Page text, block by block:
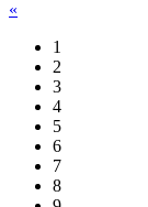
«
1
2
3
4
5
6
7
8